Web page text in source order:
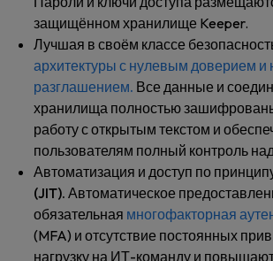
защищённом хранилище Keeper.
Лучшая в своём классе
архитектуры с нулевым доверием
разглашением. Все данные и
хранилища полностью
работу с открытым текстом и
пользователям полный контроль
Автоматизация и доступ по
(JIT). Автоматическое
обязательная многофакторная
(MFA) и отсутствие постоянных
нагрузку на ИТ-команду и повышают